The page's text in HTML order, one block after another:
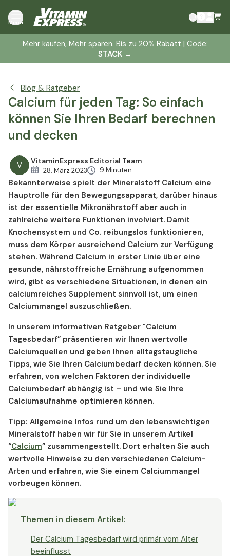
Menü
Mehr kaufen, Mehr sparen. Bis zu 20% Rabatt | Code:
STACK →
Blog & Ratgeber
Calcium für jeden Tag: So einfach
können Sie Ihren Bedarf berechnen
und decken
V VitaminExpress Editorial Team
28. März 2023 9 Minuten
Bekannterweise spielt der Mineralstoff Calcium eine
Hauptrolle für den Bewegungsapparat, darüber hinaus
ist der essentielle Mikronährstoff aber auch in
zahlreiche weitere Funktionen involviert. Damit
Knochensystem und Co. reibungslos funktionieren,
muss dem Körper ausreichend Calcium zur Verfügung
stehen. Während Calcium in erster Linie über eine
gesunde, nährstoffreiche Ernährung aufgenommen
wird, gibt es verschiedene Situationen, in denen ein
calciumreiches Supplement sinnvoll ist, um einen
Calciummangel auszuschließen.
In unserem informativen Ratgeber "Calcium
Tagesbedarf” präsentieren wir Ihnen wertvolle
Calciumquellen und geben Ihnen alltagstaugliche
Tipps, wie Sie Ihren Calciumbedarf decken können. Sie
erfahren, von welchen Faktoren der individuelle
Calciumbedarf abhängig ist – und wie Sie Ihre
Calciumaufnahme optimieren können.
Tipp: Allgemeine Infos rund um den lebenswichtigen
Mineralstoff haben wir für Sie in unserem Artikel
“Calcium” zusammengestellt. Dort erhalten Sie auch
wertvolle Hinweise zu den verschiedenen Calcium-
Arten und erfahren, wie Sie einem Calciummangel
vorbeugen können.
Themen in diesem Artikel:
Der Calcium Tagesbedarf wird primär vom Alter
beeinflusst
Der Calcium Tagesbedarf wird primär vom Alter
beeinflusst
Weitere Einflussfaktoren auf den individuellen Bedarf an
Lebensmitteln
Tipps zur Deckung des Tagesbedarfs an Calcium
Häufig gestellte Fragen zum Thema (FAQ)